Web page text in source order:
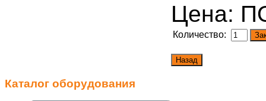
Цена:
Количество:
Каталог оборудования